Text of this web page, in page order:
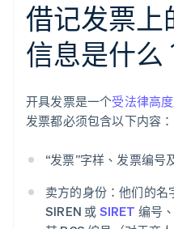
借记发票上
信息是什么
开具发票是一个受法律高
发票都必须包含以下内容：
“发票”字样、发票编号
卖方的身份：他们的名
SIREN 或 SIRET 编号、